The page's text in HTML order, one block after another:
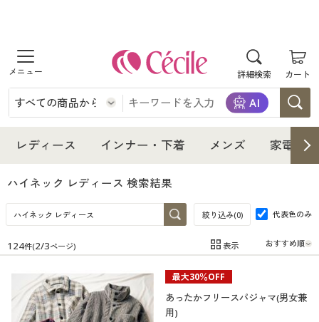
詳細検索 カート
商品を探す
レディース
レディースファッション
女性下着
インナー・下着
インナー・下着通販すべて
女性下着
メンズ下着
ジュニア・ティーンズ下着
メンズ
メンズ通販すべて
メンズファッション
メンズ下着
家電・雑貨
家電・雑貨すべて
家電
寝具・インテリア・家具
寝具・インテリア・家具通販すべて
美容・健康
レディース インナー・下着 メンズ 家電・
ハイネック レディース 検索結果
絞り込み(0) 代表色のみ
在庫 在庫のある商品のみ表示
カテゴリ
124件(2/3ページ) 表示
最大30％OFF
あったかフリースパジャマ(男女兼
用)